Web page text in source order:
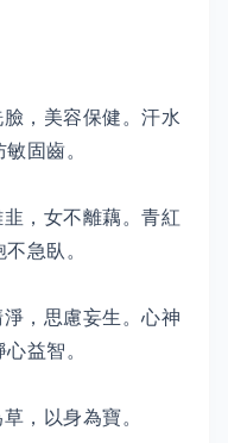
，美容保健。汗水
固齒。
，女不離藕。青紅
急臥。
，思慮妄生。心神
益智。
，以身為寶。